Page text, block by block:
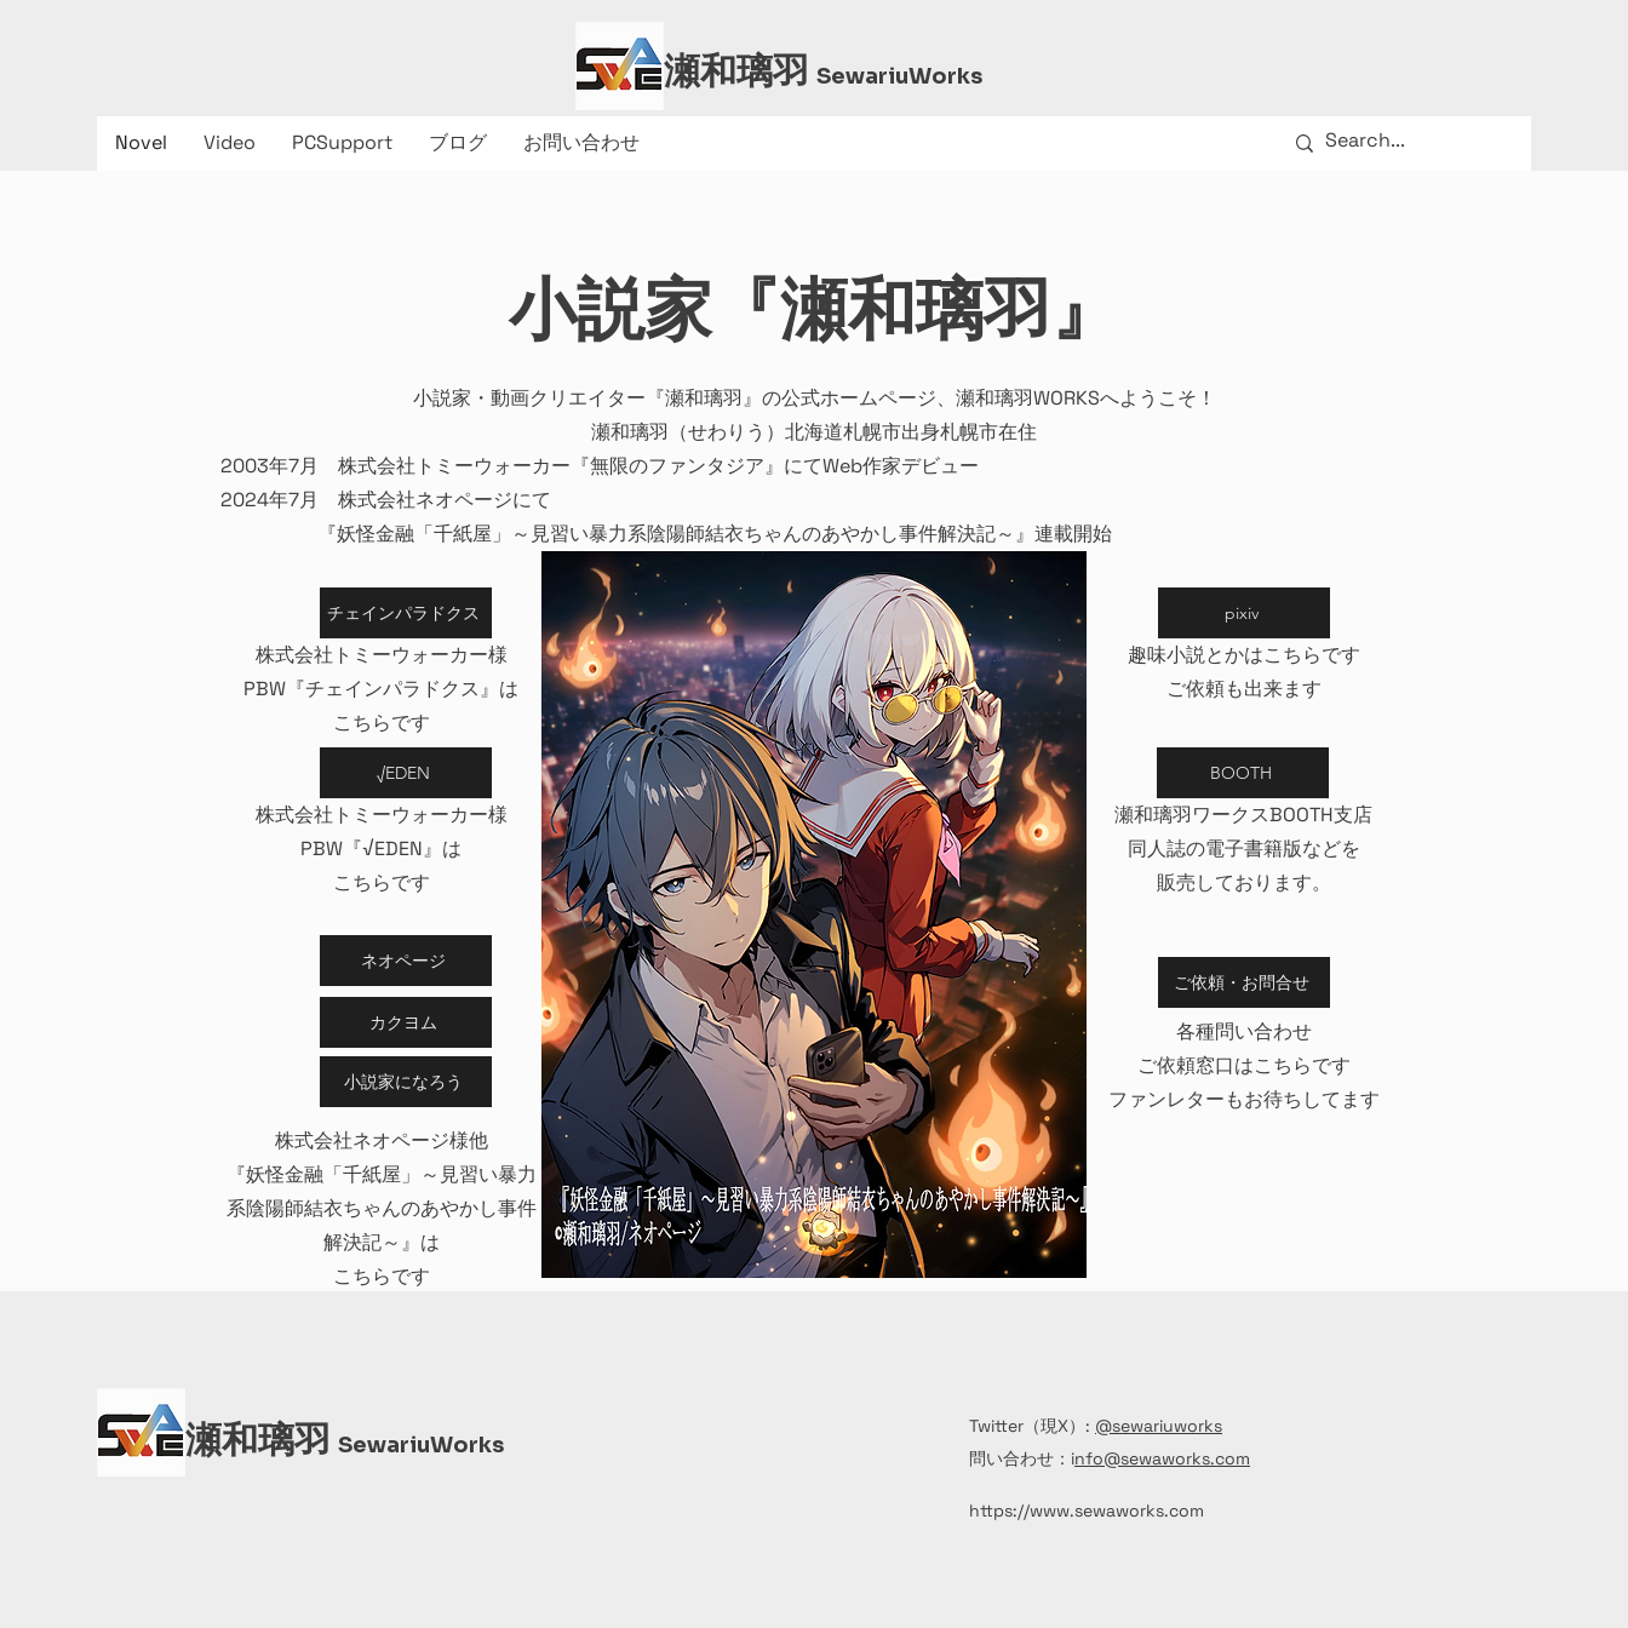
瀬和璃羽 SewariuWorks
Novel Video PCSupport ブログ お問い合わせ
小説家『瀬和璃羽』
小説家・動画クリエイター『瀬和璃羽』の公式ホームページ、瀬和璃羽WORKSへようこそ！
瀬和璃羽（せわりう）北海道札幌市出身札幌市在住
2003年7月 株式会社トミーウォーカー『無限のファンタジア』にてWeb作家デビュー
2024年7月 株式会社ネオページにて
『妖怪金融「千紙屋」～見習い暴力系陰陽師結衣ちゃんのあやかし事件解決記～』連載開始
チェインパラドクス
株式会社トミーウォーカー様
PBW『チェインパラドクス』は
こちらです
√EDEN
株式会社トミーウォーカー様
PBW『√EDEN』は
こちらです
ネオページ
カクヨム
小説家になろう
株式会社ネオページ様他
『妖怪金融「千紙屋」～見習い暴力
系陰陽師結衣ちゃんのあやかし事件
解決記～』は
こちらです
pixiv
ご依頼・お問合せ
趣味小説とかはこちらです
ご依頼も出来ます
各種問い合わせ
ご依頼窓口はこちらです
ファンレターもお待ちしてます
BOOTH
瀬和璃羽ワークスBOOTH支店
同人誌の電子書籍版などを
​販売しております。
瀬和璃羽 SewariuWorks
Twitter（現X）: @sewariuworks
問い合わせ：info@sewaworks.com
https://www.sewaworks.com